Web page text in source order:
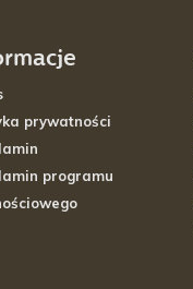
prywatności
programu